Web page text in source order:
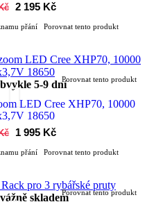
2 195 Kč
přání Porovnat tento produkt
5-9 dníPorovnat tento produkt
LED Cree XHP70, 10000
18650
1 995 Kč
přání Porovnat tento produkt
sklademPorovnat tento produkt